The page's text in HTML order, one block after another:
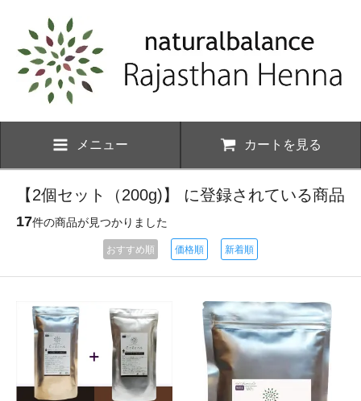
メニュー カートを見る
【2個セット（200g)】 に登録されている商品
17件の商品が見つかりました
おすすめ順 価格順 新着順